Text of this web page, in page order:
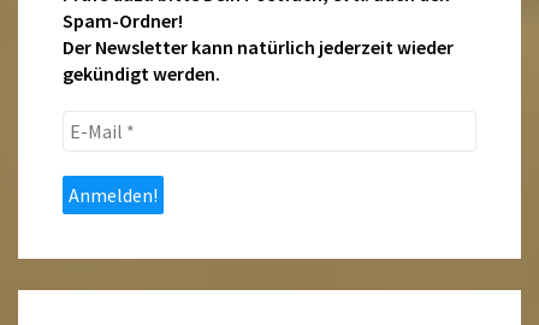
Spam-Ordner!
Der Newsletter kann natürlich jederzeit wieder
gekündigt werden.
E-
*